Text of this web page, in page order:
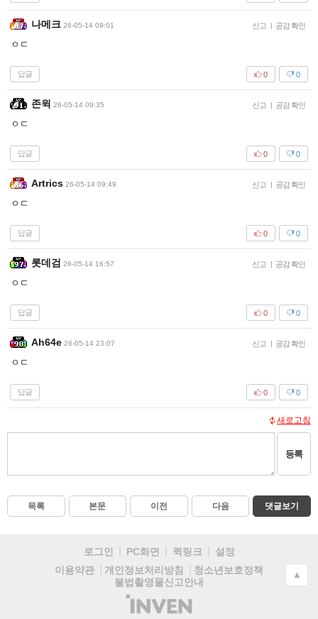
나메크 26-05-14 09:01 신고 | 공감 확인
ㅇㄷ
답글 0
0
존윅 26-05-14 09:35 신고 | 공감 확인
ㅇㄷ
답글 0
0
Artrics 26-05-14 09:49 신고 | 공감 확인
ㅇㄷ
답글 0
0
롯데검 26-05-14 16:57 신고 | 공감 확인
ㅇㄷ
답글 0
0
Ah64e 26-05-14 23:07 신고 | 공감 확인
ㅇㄷ
답글 0
0
새로고침
등록
목록 본문 이전 다음 댓글보기
로그인 PC화면 퀵링크
설정
이용약관
개인정보처리방침
청소년보호정책
불법촬영물신고안내
(주)
인
▲